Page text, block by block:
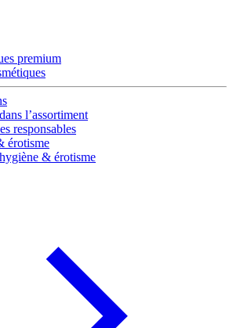
premium
l’assortiment
responsables
érotisme
& érotisme